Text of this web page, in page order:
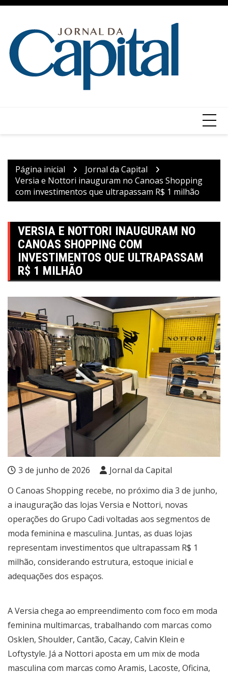
Ir
conteúdo
Página inicial
Jornal da Capital
Versia e Nottori inauguram no Canoas Shopping
com investimentos que ultrapassam R$ 1 milhão
VERSIA E NOTTORI INAUGURAM NO
CANOAS SHOPPING COM
INVESTIMENTOS QUE ULTRAPASSAM
R$ 1 MILHÃO
3 de junho de 2026
Jornal da Capital
O Canoas Shopping recebe, no próximo dia 3 de junho,
a inauguração das lojas Versia e Nottori, novas
operações do Grupo Cadi voltadas aos segmentos de
moda feminina e masculina. Juntas, as duas lojas
representam investimentos que ultrapassam R$ 1
milhão, considerando estrutura, estoque inicial e
adequações dos espaços.
A Versia chega ao empreendimento com foco em moda
feminina multimarcas, trabalhando com marcas como
Osklen, Shoulder, Cantão, Cacay, Calvin Klein e
Loftystyle. Já a Nottori aposta em um mix de moda
masculina com marcas como Aramis, Lacoste, Oficina,